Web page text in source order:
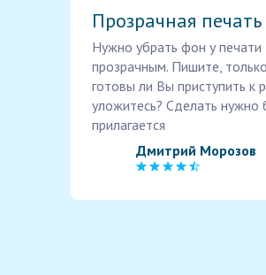
Прозрачная печать
Нужно убрать фон у печати
прозрачным. Пишите,
готовы ли Вы приступить к
уложитесь? Сделать нужно
прилагается
Дмитрий Морозов